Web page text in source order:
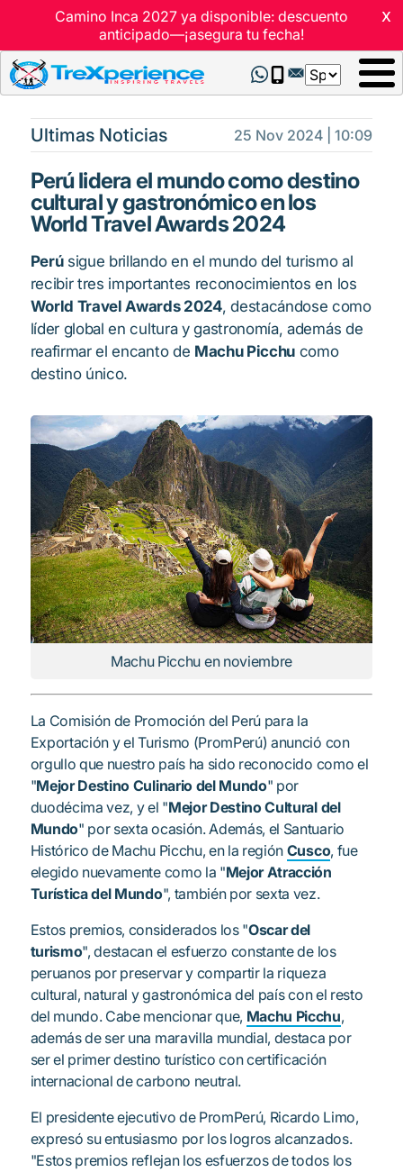
x
Camino Inca 2027 ya disponible: descuento
anticipado—¡asegura tu fecha!
Select
your
Ultimas Noticias 25 Nov 2024 | 10:09
Perú lidera el mundo como destino
cultural y gastronómico en los
World Travel Awards 2024
Perúsigue brillando en el mundo del turismo al
recibir tres importantes reconocimientos en los
World Travel Awards 2024, destacándose como
líder global en cultura y gastronomía, además de
reafirmar el encanto de Machu Picchu como
destino único.
Machu Picchu en noviembre
La Comisión de Promoción del Perú para la
Exportación y el Turismo (PromPerú) anunció con
orgullo que nuestro país ha sido reconocido como el
"Mejor Destino Culinario del Mundo" por
duodécima vez, y el "Mejor Destino Cultural del
Mundo" por sexta ocasión. Además, el Santuario
Histórico de Machu Picchu, en la región Cusco, fue
elegido nuevamente como la "Mejor Atracción
Turística del Mundo", también por sexta vez.
Estos premios, considerados los "Oscar del
turismo", destacan el esfuerzo constante de los
peruanos por preservar y compartir la riqueza
cultural, natural y gastronómica del país con el resto
del mundo. Cabe mencionar que, Machu Picchu,
además de ser una maravilla mundial, destaca por
ser el primer destino turístico con certificación
internacional de carbono neutral.
El presidente ejecutivo de PromPerú, Ricardo Limo,
expresó su entusiasmo por los logros alcanzados.
"Estos premios reflejan los esfuerzos de todos los